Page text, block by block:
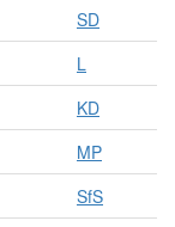
SD
L
KD
MP
SfS